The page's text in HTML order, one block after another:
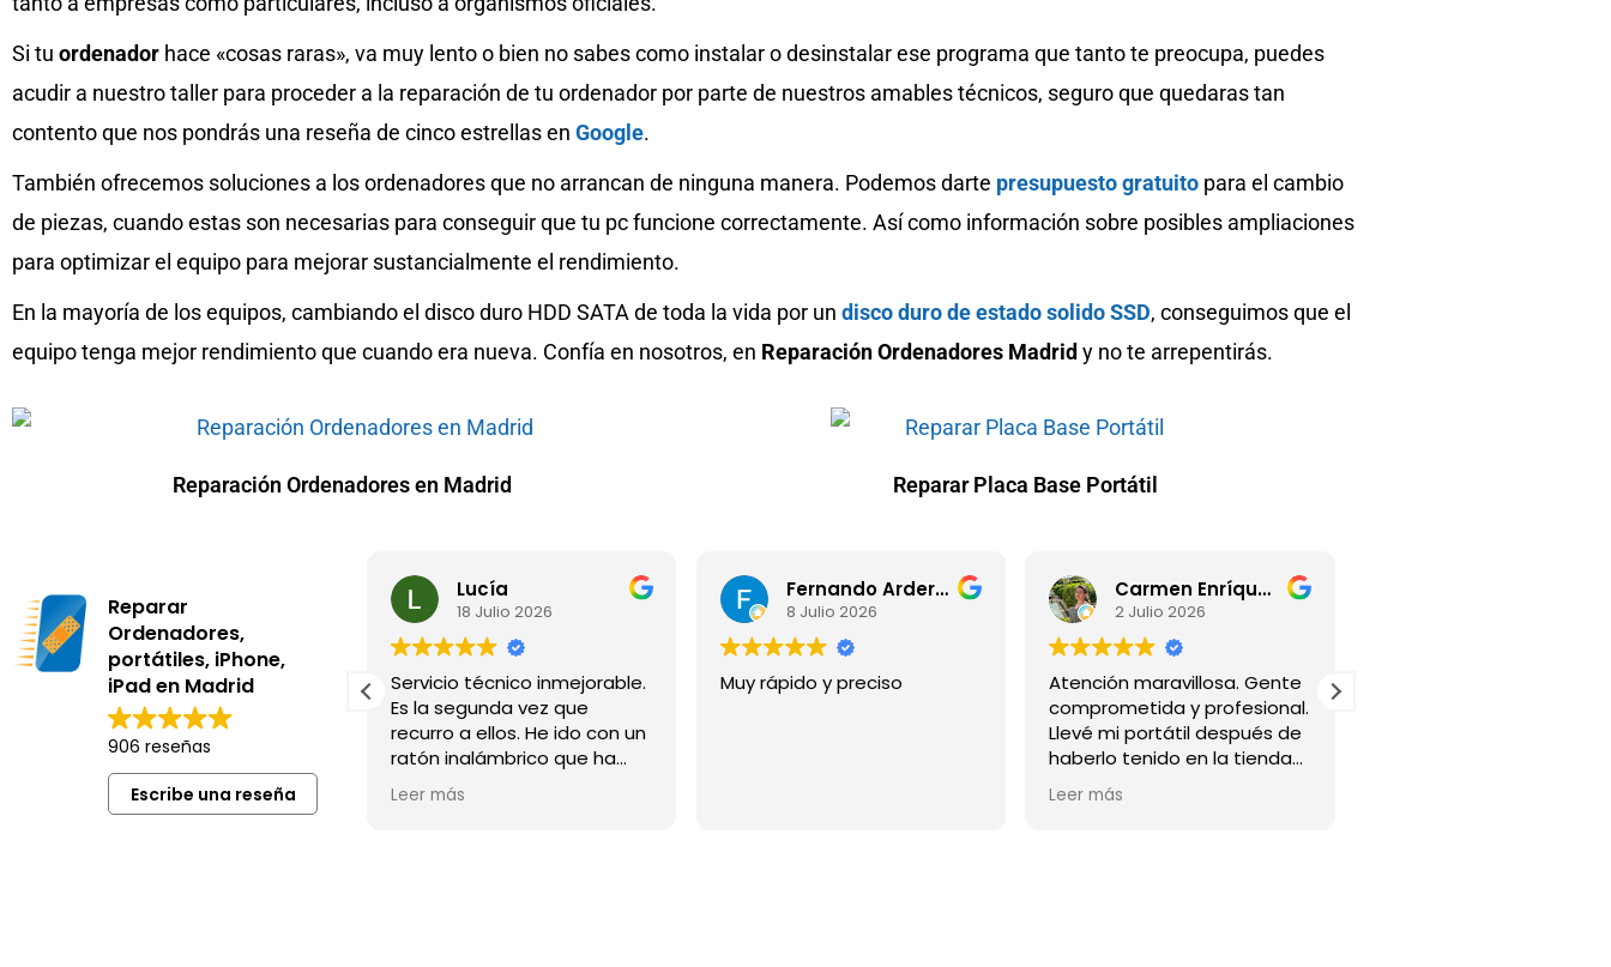
Si tu ordenador hace «cosas raras», va muy lento o bien no sabes como instalar o desinstalar ese programa que tanto te preocupa, puedes
acudir a nuestro taller para proceder a la reparación de tu ordenador por parte de nuestros amables técnicos, seguro que quedaras tan
contento que nos pondrás una reseña de cinco estrellas en Google.
También ofrecemos soluciones a los ordenadores que no arrancan de ninguna manera. Podemos darte presupuesto gratuito para el cambio
de piezas, cuando estas son necesarias para conseguir que tu pc funcione correctamente. Así como información sobre posibles ampliaciones
para optimizar el equipo para mejorar sustancialmente el rendimiento.
En la mayoría de los equipos, cambiando el disco duro HDD SATA de toda la vida por un disco duro de estado solido SSD, conseguimos que el
equipo tenga mejor rendimiento que cuando era nueva. Confía en nosotros, en Reparación Ordenadores Madridy no te arrepentirás.
Reparación Ordenadores en Madrid Reparar Placa Base Portátil
Reparar
Ordenadores,
portátiles, iPhone,
iPad en Madrid
906 reseñas
Escribe una reseña
23 Julio 2026
Profesionales y buen precio
Lucía
18 Julio 2026
Servicio técnico inmejorable.
Es la segunda vez que
recurro a ellos. He ido con un
ratón inalámbrico que ha
dejado de conectarse y me
negaba a dar por perdido.
Leer más
Fernando Arderius
8 Julio 2026
Muy rápido y preciso
Carmen Enríquez Muñoz
2 Julio 2026
Atención maravillosa. Gente
comprometida y profesional.
Llevé mi portátil después de
haberlo tenido en la tienda
de mi barrio donde me
dijeron que ni tenía solución
Leer más